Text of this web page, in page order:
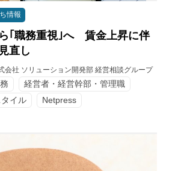
情報
｢職務重視｣へ 賃金上昇に伴
直し
会社 ソリューション開発部 経営相談グループ
経営者・経営幹部・管理職
イル
Netpress